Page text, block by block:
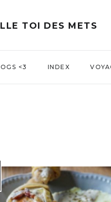
TOI DES METS
<3 INDEX